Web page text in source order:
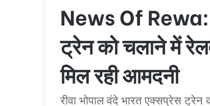
News Of Rewa:
ट्रेन को चलाने में
मिल रही आमदनी
रीवा भोपाल वंदे भारत एक्सप्रेस